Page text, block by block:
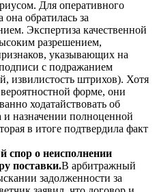
Для оперативного
она обратилась за
Экспертиза качественной
разрешением,
указывающих на
с подражанием
извилистость штрихов). Хотя
форме, они
ходатайствовать об
и назначении полноценной
в итоге подтвердила факт
о неисполнении
поставки.В арбитражный
задолженности за